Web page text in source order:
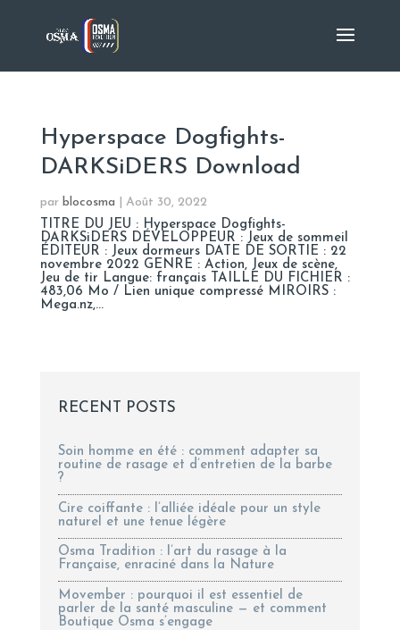
Hyperspace Dogfights-
DARKSiDERS Download
par blocosma
Août 30, 2022
TITRE DU JEU : Hyperspace Dogfights-
DARKSiDERS DÉVELOPPEUR : Jeux de sommeil
ÉDITEUR : Jeux dormeurs DATE DE SORTIE : 22
novembre 2022 GENRE : Action, Jeux de scène,
Jeu de tir Langue: français TAILLE DU FICHIER :
483,06 Mo / Lien unique compressé MIROIRS :
Mega.nz,...
RECENT POSTS
Soin homme en été : comment adapter sa
routine de rasage et d’entretien de la barbe
?
Cire coiffante : l’alliée idéale pour un style
naturel et une tenue légère
Osma Tradition : l’art du rasage à la
Française, enraciné dans la Nature
Movember : pourquoi il est essentiel de
parler de la santé masculine — et comment
Boutique Osma s’engage